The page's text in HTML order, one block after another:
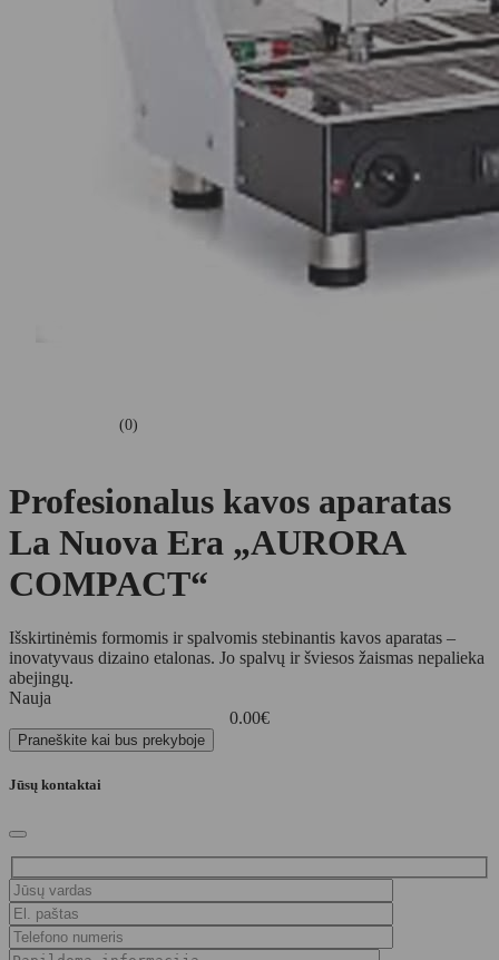
(0)
Profesionalus kavos aparatas
La Nuova Era „AURORA
COMPACT“
Išskirtinėmis formomis ir spalvomis stebinantis kavos aparatas –
inovatyvaus dizaino etalonas. Jo spalvų ir šviesos žaismas nepalieka
abejingų.
Nauja
0.00€
Praneškite kai bus prekyboje
Jūsų kontaktai